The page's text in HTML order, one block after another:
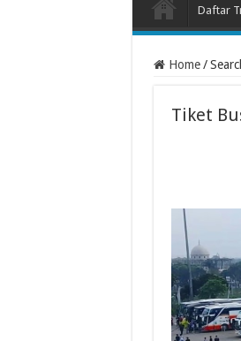
Daftar
Home /
Tiket